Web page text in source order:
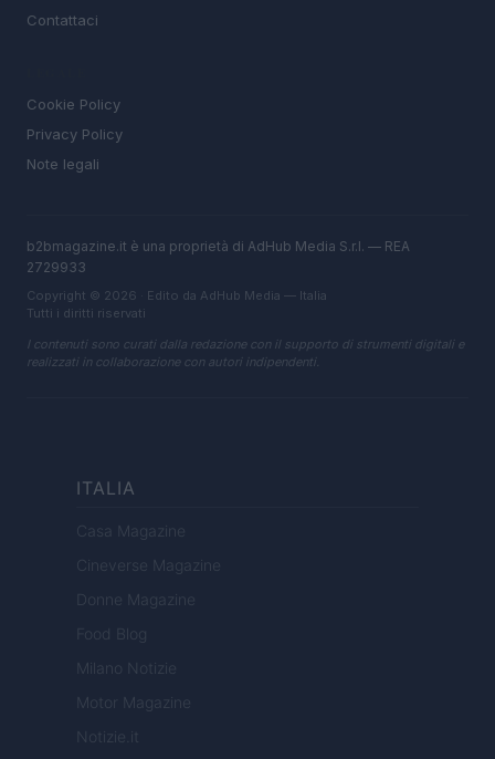
Contattaci
Cookie Policy
Privacy Policy
Note legali
b2bmagazine.it è una proprietà di AdHub Media S.r.l. — REA
2729933
Copyright © 2026 · Edito da AdHub Media — Italia
Tutti i diritti riservati
I contenuti sono curati dalla redazione con il supporto di strumenti digitali e
realizzati in collaborazione con autori indipendenti.
ITALIA
Casa Magazine
Cineverse Magazine
Donne Magazine
Food Blog
Milano Notizie
Motor Magazine
Notizie.it